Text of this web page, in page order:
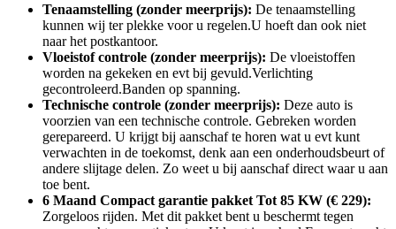
Tenaamstelling (zonder meerprijs): De tenaamstelling
kunnen wij ter plekke voor u regelen.U hoeft dan ook niet
naar het postkantoor.
Vloeistof controle (zonder meerprijs): De vloeistoffen
worden na gekeken en evt bij gevuld.Verlichting
gecontroleerd.Banden op spanning.
Technische controle (zonder meerprijs): Deze auto is
voorzien van een technische controle. Gebreken worden
gerepareerd. U krijgt bij aanschaf te horen wat u evt kunt
verwachten in de toekomst, denk aan een onderhoudsbeurt of
andere slijtage delen. Zo weet u bij aanschaf direct waar u aan
toe bent.
6 Maand Compact garantie pakket Tot 85 KW (€ 229):
Zorgeloos rijden. Met dit pakket bent u beschermt tegen